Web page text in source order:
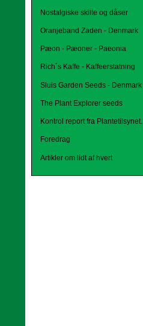
Nostalgiske skilte og dåser
Oranjeband Zaden - Denmark
Pæon - Pæoner - Paeonia
Rich´s Kaffe - Kaffeerstatning
Sluis Garden Seeds - Denmark
The Plant Explorer seeds
Kontrol report fra Plantetilsynet.
Foredrag
Artikler om lidt af hvert